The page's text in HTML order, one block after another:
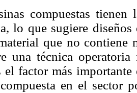
compuestas
lo que sugiere diseños
que no contiene
una técnica
el factor más
en el sector